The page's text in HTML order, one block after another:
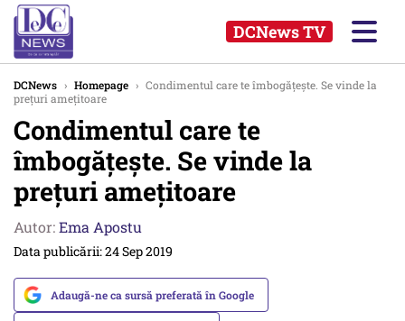
DCNews TV
DCNews › Homepage › Condimentul care te îmbogățește. Se vinde la
prețuri amețitoare
Condimentul care te
îmbogățește. Se vinde la
prețuri amețitoare
Autor:Ema Apostu
Data publicării: 24 Sep 2019
Adaugă-ne ca sursă preferată în Google